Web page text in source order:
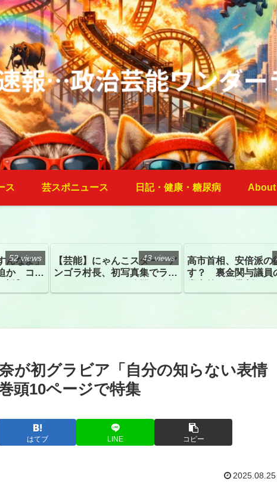
ス 芸スポニュース 日記・健康・糖尿病 About
んなよ」
か コン
52 views
【芸能】にゃんこスター・ア
ンゴラ村長、初写真集でラン
はデジタル写真集が異例の大
43 views
高市首相、安倍派の
す？ 裏金関与議員
が初グラビア「自分の知らない表情
頭10ページで特集
はてブ LINE コピー
2025.08.25